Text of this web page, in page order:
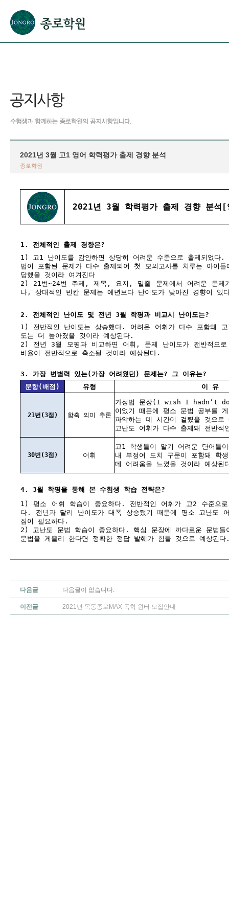
2021년 3월 고1 영어 학력평가 출제 경향 분석
종로학원
2021년 3월 학력평가 출제 경향 분석[
1. 전체적인 출제 경향은?
1) 고1 난이도를 감안하면 상당히 어려운 수준으로 출제되었다
법이 포함된 문제가 다수 출제되어 첫 모의고사를 치루는 아이
당했을 것이라 여겨진다
2) 21번~24번 주제, 제목, 요지, 밑줄 문제에서 어려운 문제
나, 상대적인 빈칸 문제는 예년보다 난이도가 낮아진 경향이 있
2. 전체적인 난이도 및 전년 3월 학평과 비교시 난이도는?
1) 전반적인 난이도는 상승했다. 어려운 어휘가 다수 포함돼
도는 더 높아졌을 것이라 예상된다.
2) 전년 3월 모평과 비교하면 어휘, 문제 난이도가 전반적으
비율이 전반적으로 축소될 것이라 예상된다.
3. 가장 변별력 있는(가장 어려웠던) 문제는? 그 이유는?
문항(배점)
유형 이 유
21번(3점) 함축 의미 추론
가정법 문장(I wish I hadn’t
이었기 때문에 평소 문법 공부를
파악하는 데 시간이 걸렸을 것으
고난도 어휘가 다수 출제돼 전반적
30번(3점) 어휘
고1 학생들이 알기 어려운 단어들
내 부정어 도치 구문이 포함돼 학
데 어려움을 느꼈을 것이라 예상된
4. 3월 학평을 통해 본 수험생 학습 전략은?
1) 평소 어휘 학습이 중요하다. 전반적인 어휘가 고2 수준으
다. 전년과 달리 난이도가 대폭 상승됐기 때문에 평소 고난도
짐이 필요하다.
2) 고난도 문법 학습이 중요하다. 핵심 문장에 까다로운 문법들
문법을 게을리 한다면 정확한 정답 발췌가 힘들 것으로 예상된
다음글 다음글이 없습니다.
이전글 2021년 목동종로MAX 독학 윈터 모집안내